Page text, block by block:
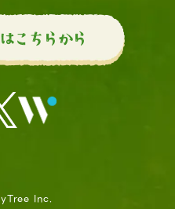
こちらから
Inc.